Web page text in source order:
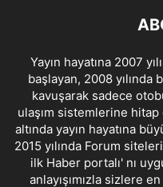
Yayın hayatına 2007
başlayan, 2008
kavuşarak sadece
ulaşım sistemlerine hitap
altında yayın hayatına
2015 yılında Forum
ilk Haber portalı' nı
anlayışımızla sizlere